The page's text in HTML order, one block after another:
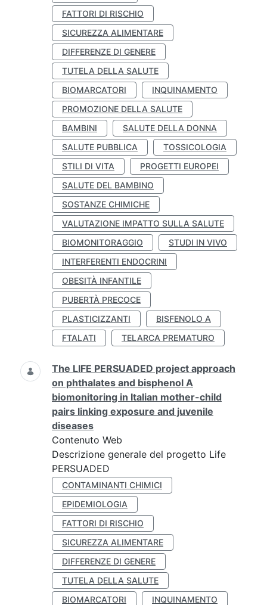
FATTORI DI RISCHIO
SICUREZZA ALIMENTARE
DIFFERENZE DI GENERE
TUTELA DELLA SALUTE
BIOMARCATORI
INQUINAMENTO
PROMOZIONE DELLA SALUTE
BAMBINI
SALUTE DELLA DONNA
SALUTE PUBBLICA
TOSSICOLOGIA
STILI DI VITA
PROGETTI EUROPEI
SALUTE DEL BAMBINO
SOSTANZE CHIMICHE
VALUTAZIONE IMPATTO SULLA SALUTE
BIOMONITORAGGIO
STUDI IN VIVO
INTERFERENTI ENDOCRINI
OBESITÀ INFANTILE
PUBERTÀ PRECOCE
PLASTICIZZANTI
BISFENOLO A
FTALATI
TELARCA PREMATURO
The LIFE PERSUADED project approach
on phthalates and bisphenol A
biomonitoring in Italian mother-child
pairs linking exposure and juvenile
diseases
Contenuto Web
Descrizione generale del progetto Life
PERSUADED
CONTAMINANTI CHIMICI
EPIDEMIOLOGIA
FATTORI DI RISCHIO
SICUREZZA ALIMENTARE
DIFFERENZE DI GENERE
TUTELA DELLA SALUTE
BIOMARCATORI
INQUINAMENTO